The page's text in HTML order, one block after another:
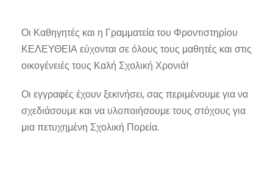
Οι Καθηγητές και η Γραμματεία του Φροντιστηρίου
ΚΕΛΕΥΘΕΙΑ εύχονται σε όλους τους μαθητές και στις
οικογένειές τους Καλή Σχολική Χρονιά!
Οι εγγραφές έχουν ξεκινήσει, σας περιμένουμε για να
σχεδιάσουμε και να υλοποιήσουμε τους στόχους για
μια πετυχημένη Σχολική Πορεία.